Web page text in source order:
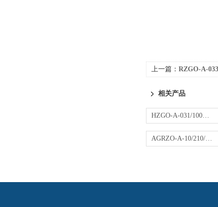
上一篇： RZGO-A-
相关产品
HZGO-A-031/100阿托斯先导减压阀 ATOS液压阀
AGRZO-A-10/210/R阿托斯直动减压阀